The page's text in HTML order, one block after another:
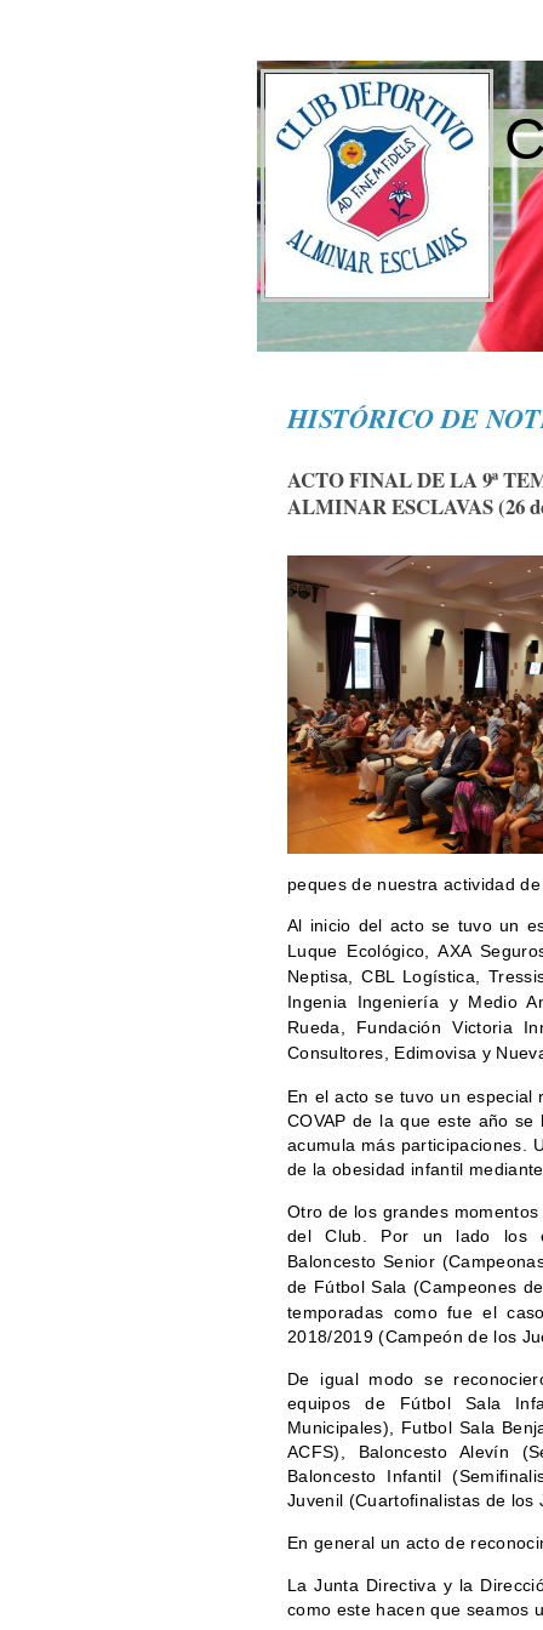
HISTÓRICO DE
ACTO FINAL DE LA 9ª
ALMINAR ESCLAVAS (26
peques de nuestra actividad de
Al inicio del acto se tuvo un
Luque Ecológico, AXA
Neptisa, CBL Logística,
Ingenia Ingeniería y Medio
Rueda, Fundación Victoria
Consultores, Edimovisa y
En el acto se tuvo un especial
COVAP de la que este año
acumula más participaciones.
de la obesidad infantil
Otro de los grandes
del Club. Por un
lado los
Baloncesto Senior
de Fútbol Sala (Campeones
temporadas como fue el
2018/2019 (Campeón de los
De igual modo se
equipos de Fútbol Sala
Municipales), Futbol Sala
ACFS), Baloncesto Alevín
Baloncesto Infantil
Juvenil (Cuartofinalistas de los
En general un acto de
La Junta Directiva y la
como este hacen que seamos